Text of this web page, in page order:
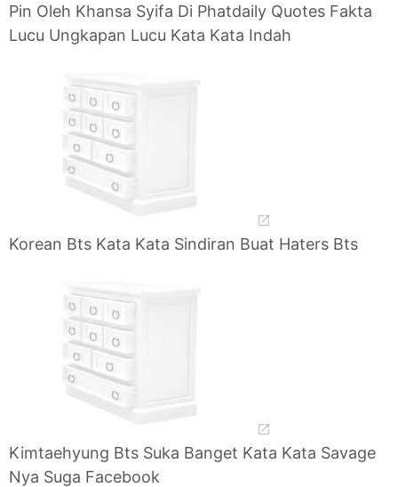
Pin Oleh Khansa Syifa Di Phatdaily Quotes Fakta
Lucu Ungkapan Lucu Kata Kata Indah
Korean Bts Kata Kata Sindiran Buat Haters Bts
Kimtaehyung Bts Suka Banget Kata Kata Savage
Nya Suga Facebook